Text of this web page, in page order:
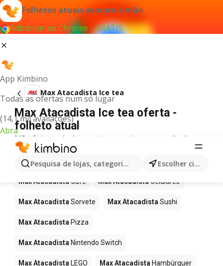
Folhetos atuais sempre à mão
Adicionar ao Chrome - GRÁTIS
App Kimbino
Todas as ofertas num só lugar
(14,1 mil avaliações)
Abra
Pesquisa de lojas, categorias,produtos... Escolher cidade
Max Atacadista Ice tea
Max Atacadista Ice tea oferta -
folheto atual
Não foi possível encontrar quaisquer resultados
para este termo.
Mais produtos em Max Atacadista
Max Atacadista Café Max Atacadista Celulares
Max Atacadista Sorvete Max Atacadista Sushi
Max Atacadista Pizza
Max Atacadista Nintendo Switch
Max Atacadista LEGO Max Atacadista Hambúrguer